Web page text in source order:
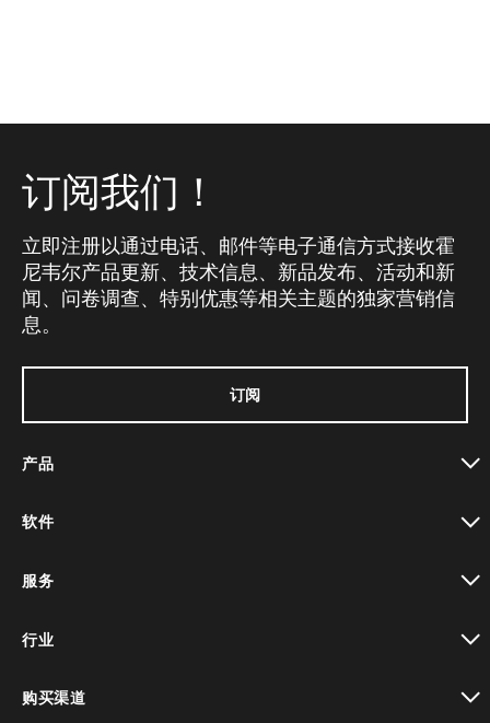
订阅我们！
立即注册以通过电话、邮件等电子通信方式接收霍
尼韦尔产品更新、技术信息、新品发布、活动和新
闻、问卷调查、特别优惠等相关主题的独家营销信
息。
订阅
产品
软件
服务
行业
购买渠道